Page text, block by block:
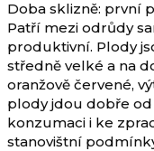
Doba sklizně: první
Patří mezi odrůdy
produktivní. Plody
středně velké a na
oranžově červené,
plody jdou dobře
konzumaci i ke
stanovištní